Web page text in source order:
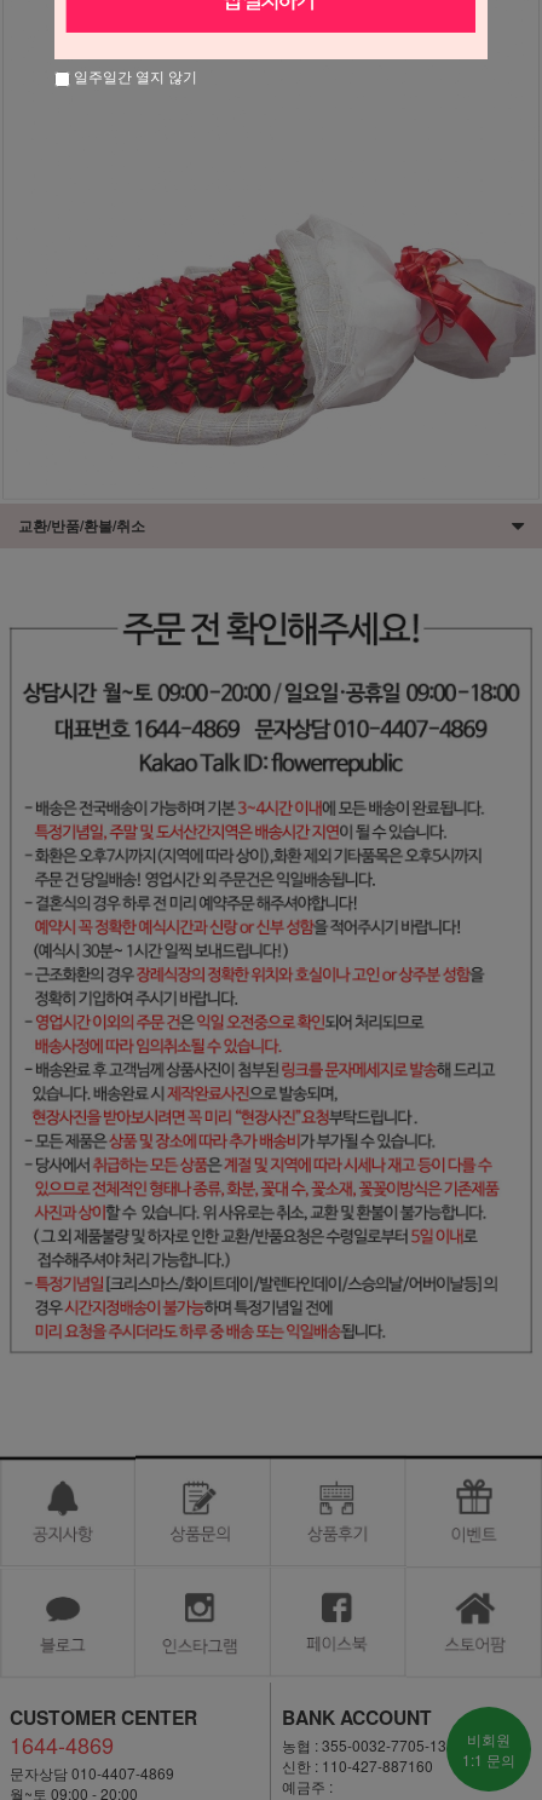
교환/반품/환불/취소
CUSTOMER CENTER
1644-4869
문자상담 010-4407-4869
월~토 09:00 - 20:00
BANK ACCOUNT
농협 : 355-0032-7705-13
신한 : 110-427-887160
예금주 :
비회원
1:1 문의
일주일간 열지 않기